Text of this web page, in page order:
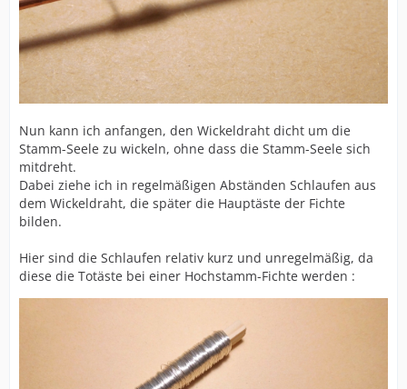
Nun kann ich anfangen, den Wickeldraht dicht um die
Stamm-Seele zu wickeln, ohne dass die Stamm-Seele sich
mitdreht.
Dabei ziehe ich in regelmäßigen Abständen Schlaufen aus
dem Wickeldraht, die später die Hauptäste der Fichte
bilden.
Hier sind die Schlaufen relativ kurz und unregelmäßig, da
diese die Totäste bei einer Hochstamm-Fichte werden :